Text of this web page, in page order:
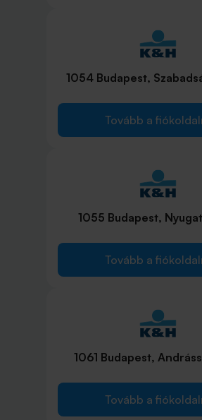
1054 Budapest,
Tovább a
1055 Budapest,
Tovább a
1061 Budapest,
Tovább a